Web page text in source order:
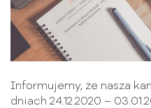
Informujemy, że nasza
dniach 24.12.2020 –